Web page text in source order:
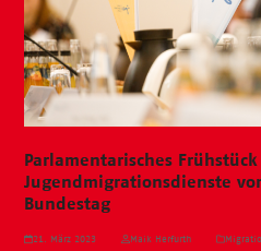
Parlamentarisches
Jugendmigrationsdienste
Bundestag
21. März 2023 Maik Herfurth